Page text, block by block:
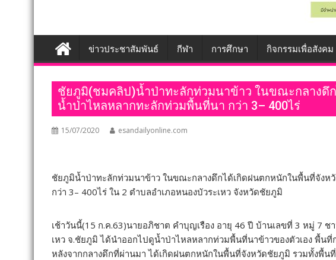
ข่าวประชาสัมพันธ์ กีฬา การศึกษา กิจกรรมเพื่อสังคม
ชัยภูมิ(ชมคลิป)น้ำป่าทะลักท่วมนาข้าว ในขณะกลางดึ
น้ำป่าไหลหลากทะลักท่วมพื้นที่นา กว่า 3– 400ไร่
15/07/2020 esandailyonline.com
ชัยภูมิน้ำป่าทะลักท่วมนาข้าว ในขณะกลางดึกได้เกิดฝนตกหนักในพื้นที่จัง
กว่า 3– 400ไร่ ใน 2 ตำบลอำเภอหนองบัวระเหว จังหวัดชัยภูมิ
เช้าวันนี้(15 ก.ค.63)นายอภิชาต คำบุญเรือง อายุ 46 ปี บ้านเลขที่ 3 หมู่ 7 ช
เหว จ.ชัยภูมิ ได้นำออกไปดูน้ำป่าไหลหลากท่วมพื้นที่นาข้าวของตัวเอง พื้น
หลังจากกลางดึกที่ผ่านมา ได้เกิดฝนตกหนักในพื้นที่จังหวัดชัยภูมิ รวมทั้งพื้น